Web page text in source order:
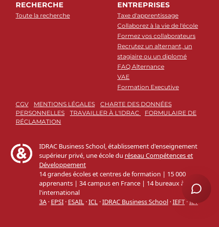
RECHERCHE
Toute la recherche
ENTREPRISES
Taxe d'apprentissage
Collaborez à la vie de l'école
Formez vos collaborateurs
Recrutez un alternant, un
stagiaire ou un diplomé
FAQ Alternance
VAE
Formation Executive
CGV MENTIONS LÉGALES
CHARTE DES DONNÉES
PERSONNELLES
TRAVAILLER À L'IDRAC
FORMULAIRE DE
RÉCLAMATION